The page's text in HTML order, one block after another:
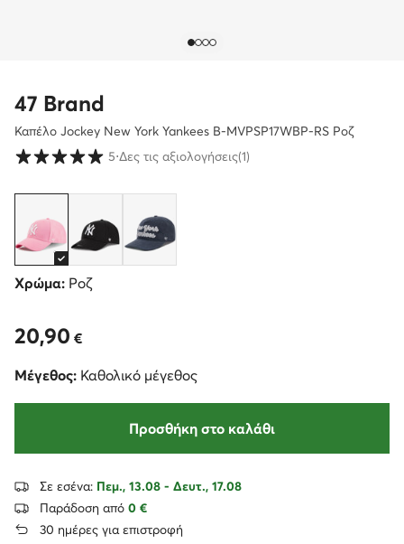
47 Brand
Καπέλο Jockey New York Yankees B-MVPSP17WBP-RS Ροζ
Βαθμολογία πελατών σε κλίμακα 1 έως 5
5⋅Δες τις αξιολογήσεις(1)
Χρώμα: Ροζ
20,90 €
20,90 €
Μέγεθος: Καθολικό μέγεθος
Προσθήκη στο καλάθι
Σε εσένα: Πεμ., 13.08 - Δευτ., 17.08
Παράδοση από 0 €
30 ημέρες για επιστροφή